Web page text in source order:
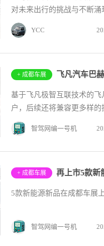
对未来出行的挑战与不断
YCC
+ 成都车展
基于飞凡极智互联技术的
户，后续还将兼容更多样
智驾网编一号机
+ 成都车展 再上市5款新
5款新能源新品在成都车展
智驾网编一号机